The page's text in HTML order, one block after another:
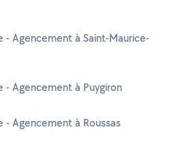
- Agencement à Saint-Maurice-
- Agencement à Puygiron
- Agencement à Roussas